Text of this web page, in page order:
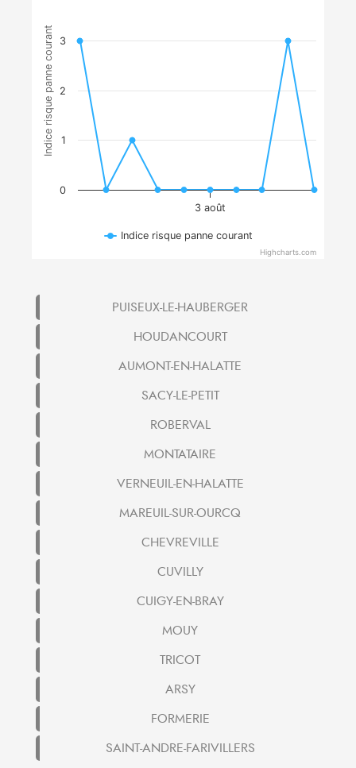
Indice risque panne courant
3 août
0
1
2
3
Indice risque panne courant
Highcharts.com
PUISEUX-LE-HAUBERGER
HOUDANCOURT
AUMONT-EN-HALATTE
SACY-LE-PETIT
ROBERVAL
MONTATAIRE
VERNEUIL-EN-HALATTE
MAREUIL-SUR-OURCQ
CHEVREVILLE
CUVILLY
CUIGY-EN-BRAY
MOUY
TRICOT
ARSY
FORMERIE
SAINT-ANDRE-FARIVILLERS